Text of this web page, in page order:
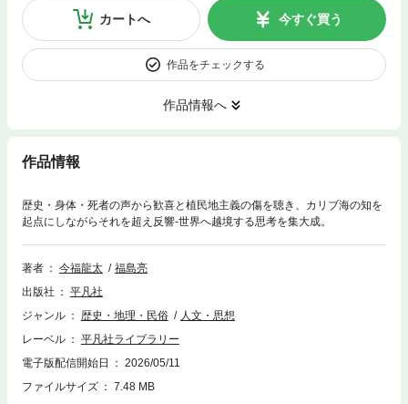
カートへ 今すぐ買う
作品をチェックする
作品情報へ
作品情報
歴史・身体・死者の声から歓喜と植民地主義の傷を聴き、カリブ海の知を
起点にしながらそれを超え反響-世界へ越境する思考を集大成。
著者 今福龍太
福島亮
出版社
平凡社
ジャンル
歴史・地理・民俗
人文・思想
レーベル
平凡社ライブラリー
電子版配信開始日
2026/05/11
ファイルサイズ
7.48 MB